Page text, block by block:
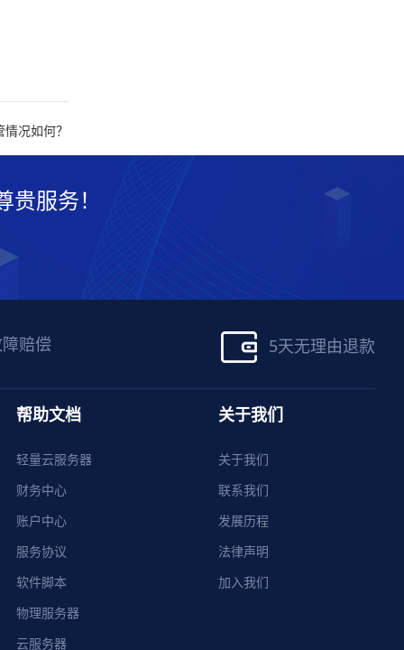
况如何？
服务！
赔偿 5天无理由退款
帮助文档
轻量云服务器
财务中心
账户中心
服务协议
软件脚本
物理服务器
云服务器
关于我们
关于我们
联系我们
发展历程
法律声明
加入我们